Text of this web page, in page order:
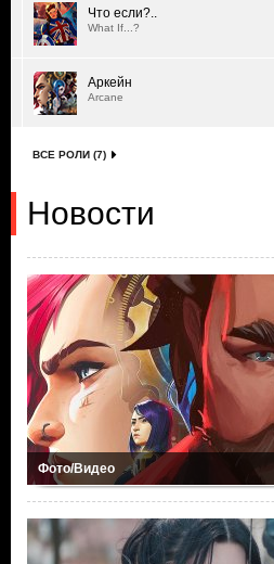
Что если?..
What If...?
Аркейн
Arcane
ВСЕ РОЛИ (7)
Новости
Фото/Видео